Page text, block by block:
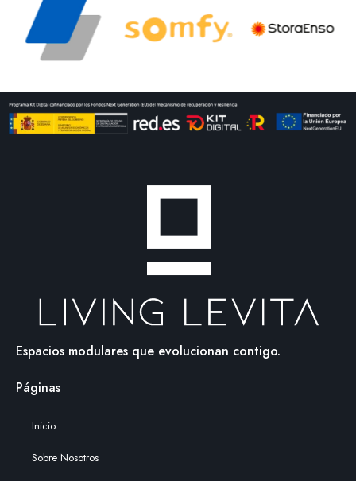
Espacios modulares que evolucionan contigo.
Páginas
Inicio
Sobre Nosotros